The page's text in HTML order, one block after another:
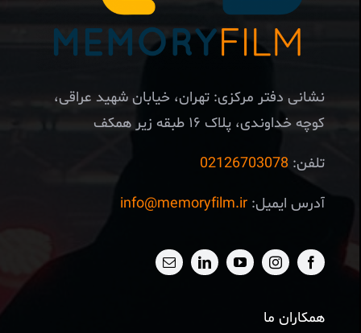
نشانی دفتر مرکزی: تهران، خیابان شهید عراقی،
کوچه خداوندی، پلاک ۱۶ طبقه زیر همکف
تلفن: 02126703078
آدرس ایمیل: info@memoryfilm.ir
همکاران ما